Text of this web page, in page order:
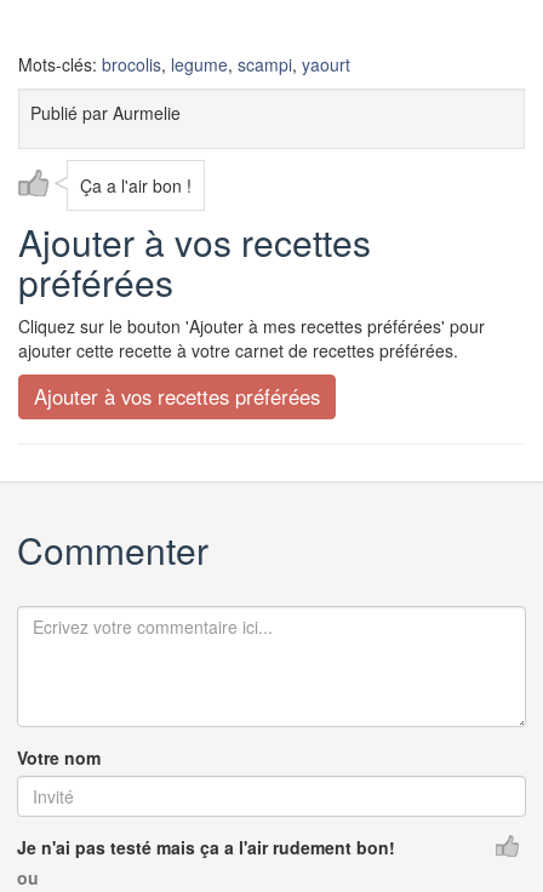
Mots-clés: brocolis, legume, scampi, yaourt
Publié par Aurmelie
Ça a l'air bon !
Ajouter à vos recettes
préférées
Cliquez sur le bouton 'Ajouter à mes recettes préférées' pour
ajouter cette recette à votre carnet de recettes préférées.
Commenter
Votre nom
Je n'ai pas testé mais ça a l'air rudement bon!
ou